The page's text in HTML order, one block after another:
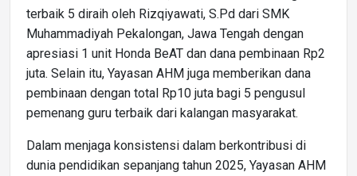
terbaik 5 diraih oleh Rizqiyawati, S.Pd dari SMK
Muhammadiyah Pekalongan, Jawa Tengah dengan
apresiasi 1 unit Honda BeAT dan dana pembinaan Rp2
juta. Selain itu, Yayasan AHM juga memberikan dana
pembinaan dengan total Rp10 juta bagi 5 pengusul
pemenang guru terbaik dari kalangan masyarakat.
Dalam menjaga konsistensi dalam berkontribusi di
dunia pendidikan sepanjang tahun 2025, Yayasan AHM